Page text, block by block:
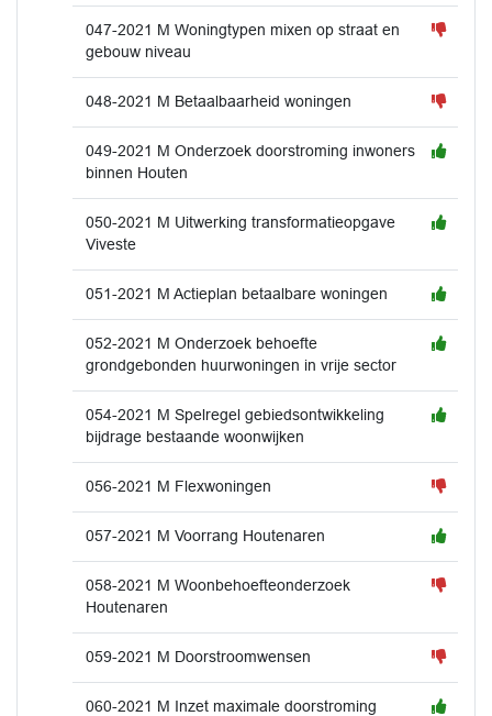
047-2021 M Woningtypen mixen op straat en
gebouw niveau
048-2021 M Betaalbaarheid woningen
049-2021 M Onderzoek doorstroming inwoners
binnen Houten
050-2021 M Uitwerking transformatieopgave
Viveste
051-2021 M Actieplan betaalbare woningen
052-2021 M Onderzoek behoefte
grondgebonden huurwoningen in vrije sector
054-2021 M Spelregel gebiedsontwikkeling
bijdrage bestaande woonwijken
056-2021 M Flexwoningen
057-2021 M Voorrang Houtenaren
058-2021 M Woonbehoefteonderzoek
Houtenaren
059-2021 M Doorstroomwensen
060-2021 M Inzet maximale doorstroming